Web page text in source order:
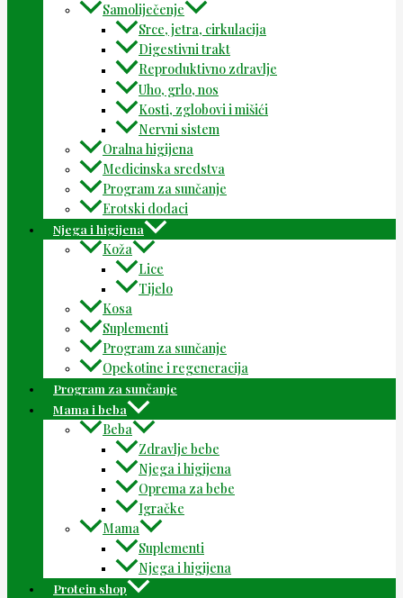
Samoliječenje
Srce, jetra, cirkulacija
Digestivni trakt
Reproduktivno zdravlje
Uho, grlo, nos
Kosti, zglobovi i mišići
Nervni sistem
Oralna higijena
Medicinska sredstva
Program za sunčanje
Erotski dodaci
Njega i higijena
Koža
Lice
Tijelo
Kosa
Suplementi
Program za sunčanje
Opekotine i regeneracija
Program za sunčanje
Mama i beba
Beba
Zdravlje bebe
Njega i higijena
Oprema za bebe
Igračke
Mama
Suplementi
Njega i higijena
Protein shop